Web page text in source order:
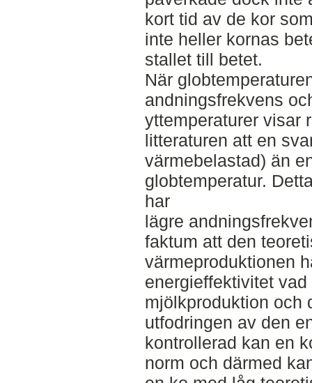
kort tid av de kor
inte heller kornas
stallet till betet.
När
andningsfrekvens
yttemperaturer visar
litteraturen att en
värmebelastad) än
globtemperatur.
har
lägre
faktum att den
värmeproduktionen
energieffektivitet
mjölkproduktion och
utfodringen av den
kontrollerad kan en
norm och därmed